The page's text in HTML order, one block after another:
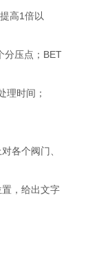
高1倍以
分压点；BET
理时间；
各个阀门、
，给出文字